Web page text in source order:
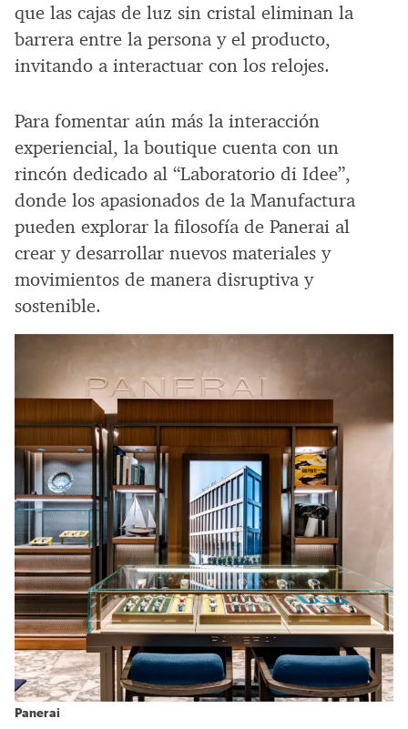
que las cajas de luz sin cristal eliminan la
barrera entre la persona y el producto,
invitando a interactuar con los relojes.
Para fomentar aún más la interacción
experiencial, la boutique cuenta con un
rincón dedicado al “Laboratorio di Idee”,
donde los apasionados de la Manufactura
pueden explorar la filosofía de Panerai al
crear y desarrollar nuevos materiales y
movimientos de manera disruptiva y
sostenible.
Panerai